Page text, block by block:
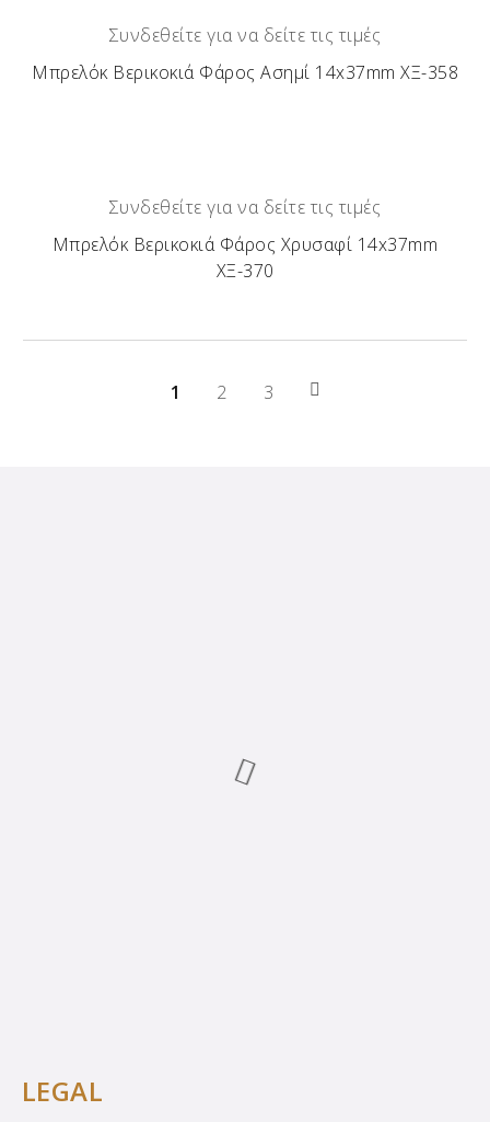
Συνδεθείτε για να δείτε τις τιμές
Μπρελόκ Βερικοκιά Φάρος Ασημί 14x37mm ΧΞ-358
Συνδεθείτε για να δείτε τις τιμές
Μπρελόκ Βερικοκιά Φάρος Χρυσαφί 14x37mm
ΧΞ-370
1 2 3
LEGAL